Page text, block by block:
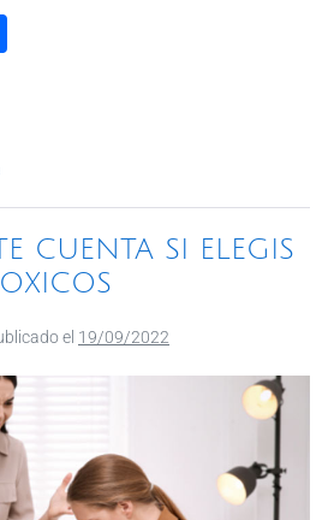
tirCUENTA SI ELEGIS
el 19/09/2022